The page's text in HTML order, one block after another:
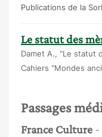
Publications de la
Le statut des
Damet A., "Le statut
Cahiers "Mondes
Passages
France Culture -